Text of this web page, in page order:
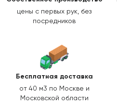
цены с первых рук, без
посредников
Бесплатная доставка
от 40 м3 по Москве и
Московской области